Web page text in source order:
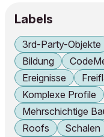
Labels
3rd-Party-Objekte
Bildung
Ereignisse
Komplexe Profile
Mehrschichtige
Roofs
Schalen